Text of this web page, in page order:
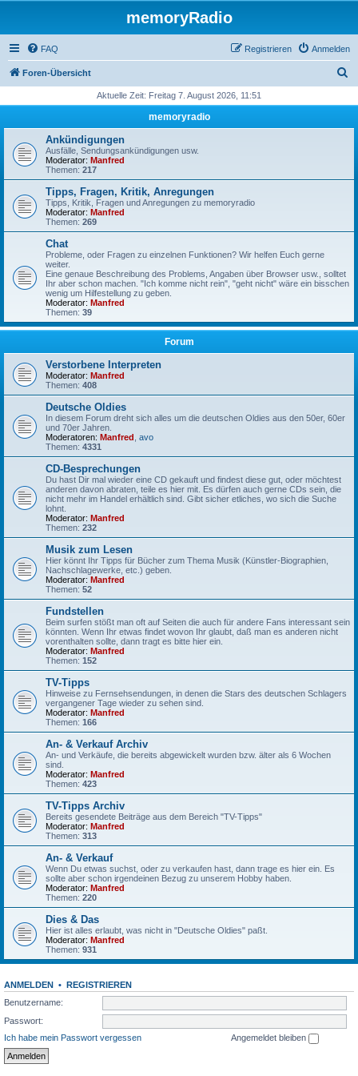
memoryRadio
FAQ Anmelden
Registrieren
Foren-Übersicht
h
Aktuelle Zeit: Freitag 7. August 2026, 11:51
memoryradio
Ankündigungen
Ausfälle, Sendungsankündigungen usw.
Moderator: Manfred
Themen: 217
Tipps, Fragen, Kritik, Anregungen
Tipps, Kritik, Fragen und Anregungen zu memoryradio
Moderator: Manfred
Themen: 269
Chat
Probleme, oder Fragen zu einzelnen Funktionen? Wir helfen Euch gerne
weiter.
Eine genaue Beschreibung des Problems, Angaben über Browser usw., solltet
Ihr aber schon machen. "Ich komme nicht rein", "geht nicht" wäre ein bisschen
wenig um Hilfestellung zu geben.
Moderator: Manfred
Themen: 39
Forum
Verstorbene Interpreten
Moderator: Manfred
Themen: 408
Deutsche Oldies
In diesem Forum dreht sich alles um die deutschen Oldies aus den 50er, 60er
und 70er Jahren.
Moderatoren: Manfred avo
Themen: 4331
CD-Besprechungen
Du hast Dir mal wieder eine CD gekauft und findest diese gut, oder möchtest
anderen davon abraten, teile es hier mit. Es dürfen auch gerne CDs sein, die
nicht mehr im Handel erhältlich sind. Gibt sicher etliches, wo sich die Suche
lohnt.
Moderator: Manfred
Themen: 232
Musik zum Lesen
Hier könnt Ihr Tipps für Bücher zum Thema Musik (Künstler-Biographien,
Nachschlagewerke, etc.) geben.
Moderator: Manfred
Themen: 52
Fundstellen
Beim surfen stößt man oft auf Seiten die auch für andere Fans interessant sein
könnten. Wenn Ihr etwas findet wovon Ihr glaubt, daß man es anderen nicht
vorenthalten sollte, dann tragt es bitte hier ein.
Moderator: Manfred
Themen: 152
TV-Tipps
Hinweise zu Fernsehsendungen, in denen die Stars des deutschen Schlagers
vergangener Tage wieder zu sehen sind.
Moderator: Manfred
Themen: 166
An- & Verkauf Archiv
An- und Verkäufe, die bereits abgewickelt wurden bzw. älter als 6 Wochen
sind.
Moderator: Manfred
Themen: 423
TV-Tipps Archiv
Bereits gesendete Beiträge aus dem Bereich "TV-Tipps"
Moderator: Manfred
Themen: 313
An- & Verkauf
Wenn Du etwas suchst, oder zu verkaufen hast, dann trage es hier ein. Es
sollte aber schon irgendeinen Bezug zu unserem Hobby haben.
Moderator: Manfred
Themen: 220
Dies & Das
Hier ist alles erlaubt, was nicht in "Deutsche Oldies" paßt.
Moderator: Manfred
Themen: 931
ANMELDEN • REGISTRIEREN
Benutzername:
Passwort:
Ich habe mein Passwort vergessen
Angemeldet bleiben